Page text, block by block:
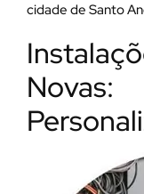
cidade de Santo